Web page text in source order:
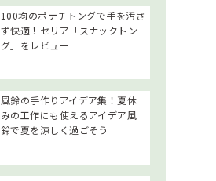
100均のポテチトングで手を汚さ
ず快適！セリア「スナックトン
グ」をレビュー
風鈴の手作りアイデア集！夏休
みの工作にも使えるアイデア風
鈴で夏を涼しく過ごそう